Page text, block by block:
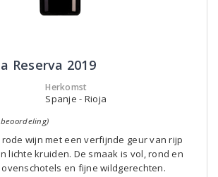
Reserva 2019
Herkomst
Spanje - Rioja
wijn met een verfijnde geur van rijp
lichte kruiden. De smaak is vol, rond en
en fijne wildgerechten.